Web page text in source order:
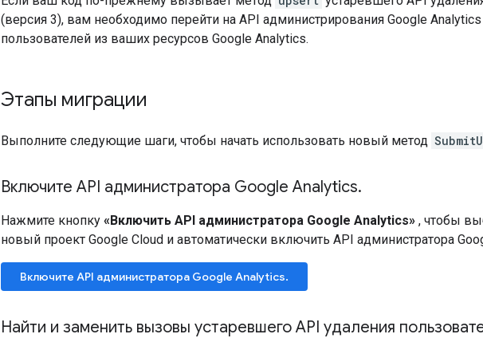
(версия 3), вам необходимо перейти на API администрирования Google
пользователей из ваших ресурсов Google Analytics.
Этапы миграции
Выполните следующие шаги, чтобы начать использовать новый метод
Включите API администратора Google Analytics.
Нажмите кнопку «Включить API администратора Google Analytics» , чтобы
новый проект Google Cloud и автоматически включить API администратора
Включите API администратора Google Analytics.
Найти и заменить вызовы устаревшего API удаления